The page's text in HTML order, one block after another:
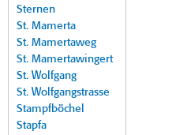
Sternen
St. Mamerta
St. Mamertaweg
St. Mamertawingert
St. Wolfgang
St. Wolfgangstrasse
Stampfböchel
Stapfa